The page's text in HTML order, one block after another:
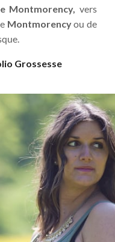
Montmorency,vers
Montmorencyou de
Grossesse